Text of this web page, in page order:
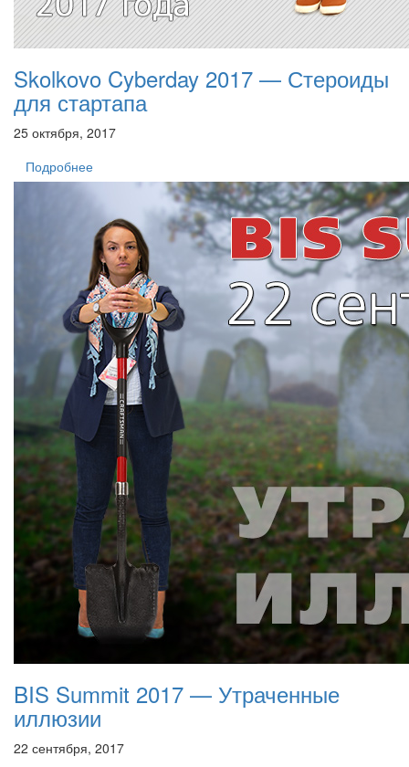
Skolkovo Cyberday 2017 — Стероиды
для стартапа
25 октября, 2017
Подробнее
BIS Summit 2017 — Утраченные
иллюзии
22 сентября, 2017